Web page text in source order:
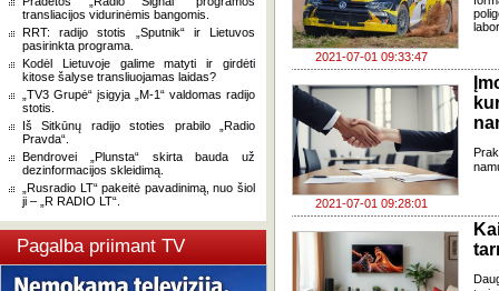
transliacijos vidurinėmis bangomis.
RRT: radijo stotis „Sputnik“ ir Lietuvos
pasirinkta programa.
Kodėl Lietuvoje galime matyti ir girdėti
kitose šalyse transliuojamas laidas?
„TV3 Grupė“ įsigyja „M-1“ valdomas radijo
stotis.
Iš Sitkūnų radijo stoties prabilo „Radio
Pravda“.
Bendrovei „Plunsta“ skirta bauda už
dezinformacijos skleidimą.
„Rusradio LT“ pakeitė pavadinimą, nuo šiol
ji – „R RADIO LT“.
Pagalba priimant TV
2021-07-01 09:33:47
2021-07-01 09:28:01